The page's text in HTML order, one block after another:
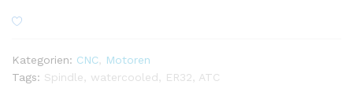
Kategorien: CNC
Motoren
Tags: Spindle watercooled ER32 ATC